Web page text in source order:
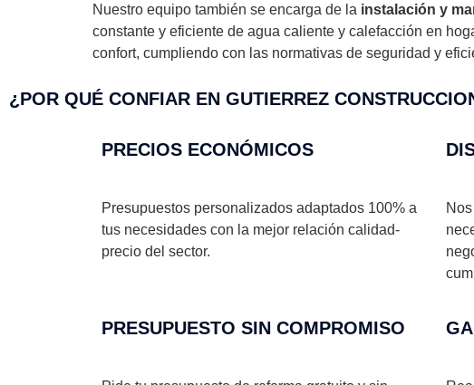
Nuestro equipo también se encarga de la instalación y
constante y eficiente de agua caliente y calefacción en
confort, cumpliendo con las normativas de seguridad y
¿POR QUÉ CONFIAR EN GUTIERREZ
PRECIOS ECONÓMICOS
Presupuestos personalizados adaptados 100% a
tus necesidades con la mejor relación calidad-
precio del sector.
PRESUPUESTO SIN COMPROMISO